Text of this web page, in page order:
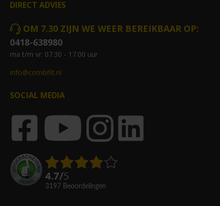
DIRECT ADVIES
OM 7.30 ZIJN WE WEER BEREIKBAAR OP:
0418-638980
ma t/m vr: 07.30 - 17.00 uur
info@combifit.nl
SOCIAL MEDIA
4.7/5
3197 beoordelingen